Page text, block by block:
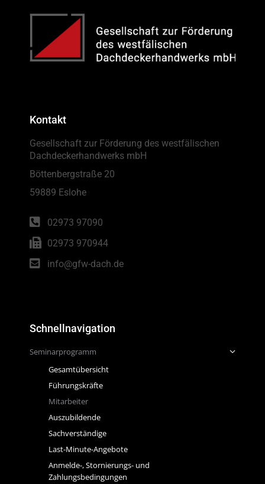
Kontakt
Gesellschaft zur Förderung des westfälischen
Dachdeckerhandwerks mbH
Böttenbergstraße 20
59889 Eslohe
02973 97090
02973 970944
info@gfw-dach.de
Schnellnavigation
Seminarprogramm
Gesamtübersicht
Führungskräfte
Mitarbeiter
Auszubildende
Sachverständige
Last-Minute-Angebote
Anmelde-, Stornierungs- und
Zahlungsbedingungen